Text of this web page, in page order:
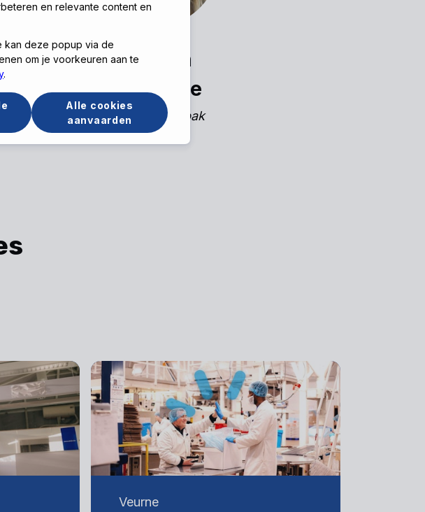
Liesbeth
Verstraete
Manager De Inpak
Veurne
en relevante content en
kan deze popup via de
om je voorkeuren aan te
.
Alle cookies
aanvaarden